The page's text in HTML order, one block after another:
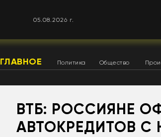
05.08.2026 г.
ГЛАВНОЕ Политика Общество
ВТБ: РОССИЯНЕ
АВТОКРЕДИТОВ С